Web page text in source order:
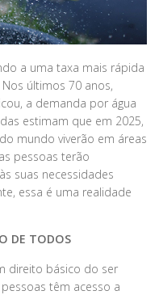
a uma taxa mais rápida
últimos 70 anos,
a demanda por água
estimam que em 2025,
mundo viverão em áreas
pessoas terão
suas necessidades
essa é uma realidade
DE TODOS
direito básico do ser
têm acesso a